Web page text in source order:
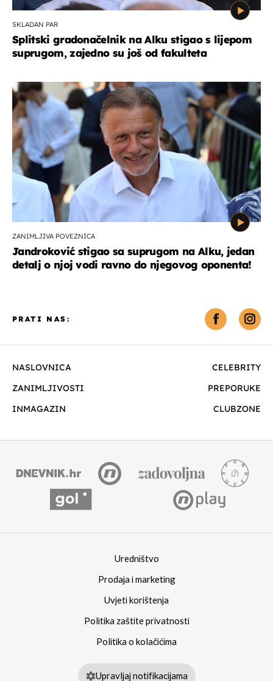
SKLADAN PAR
Splitski gradonačelnik na Alku stigao s lijepom
suprugom, zajedno su još od fakulteta
ZANIMLJIVA POVEZNICA
Jandroković stigao sa suprugom na Alku, jedan
detalj o njoj vodi ravno do njegovog oponenta!
NASLOVNICA
CELEBRITY
ZANIMLJIVOSTI
PREPORUKE
INMAGAZIN
CLUBZONE
PRATI NAS:
Uredništvo
Prodaja i marketing
Uvjeti korištenja
Politika zaštite privatnosti
Politika o kolačićima
Upravljaj notifikacijama